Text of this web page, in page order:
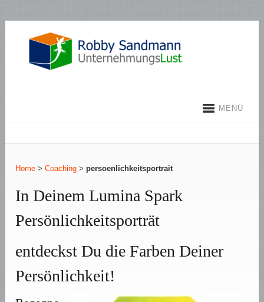
MENÜ
Home >Coaching >persoenlichkeitsportrait
In Deinem Lumina Spark
Persönlichkeitsporträt
entdeckst Du die Farben Deiner
Persönlichkeit!